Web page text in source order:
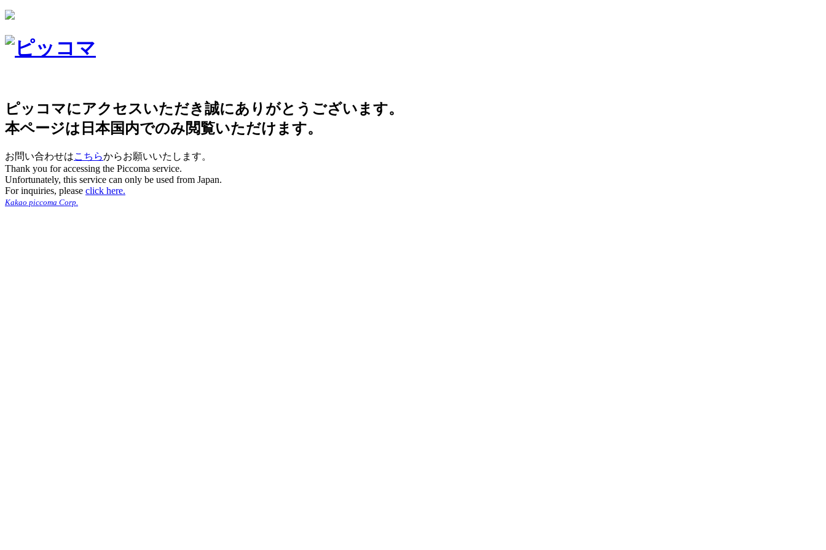
ピッコマにアクセスいただき誠にありがとうございます。
本ページは日本国内でのみ閲覧いただけます。
お問い合わせはこちらからお願いいたします。
Thank you for accessing the Piccoma service.
Unfortunately, this service can only be used from Japan.
For inquiries, please click here.
Kakao piccoma Corp.